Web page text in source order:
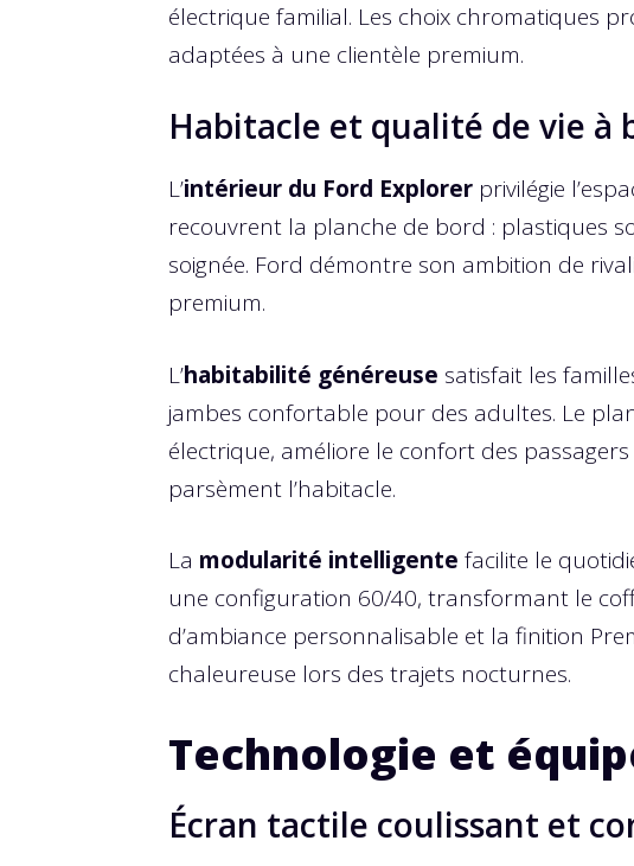
électrique familial. Les choix chromatiques
adaptées à une clientèle premium.
Habitacle et qualité de vie à
L’intérieur du Ford Explorer privilégie
recouvrent la planche de bord : plastiques
soignée. Ford démontre son ambition de
premium.
L’habitabilité généreuse satisfait les
jambes confortable pour des adultes. Le
électrique, améliore le confort des
parsèment l’habitacle.
La modularité intelligente facilite le
une configuration 60/40, transformant le
d’ambiance personnalisable et la finition
chaleureuse lors des trajets nocturnes.
Technologie et
Écran tactile coulissant et